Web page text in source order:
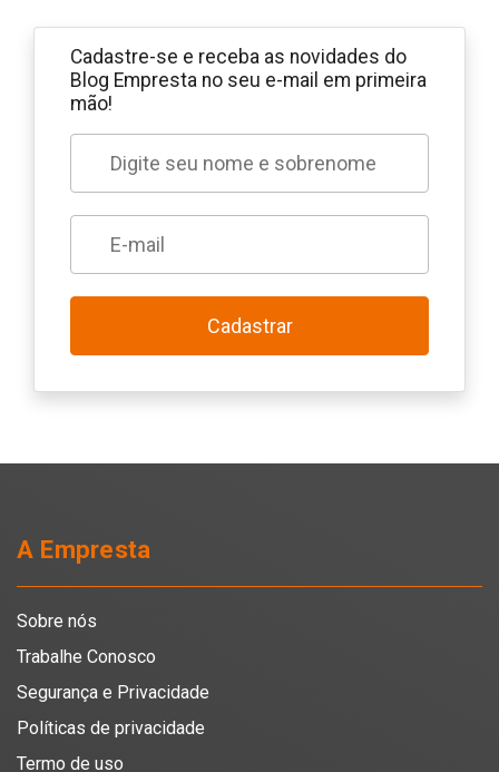
Cadastre-se e receba as novidades do
Blog Empresta no seu e-mail em primeira
mão!
Cadastrar
A Empresta
Sobre nós
Trabalhe Conosco
Segurança e Privacidade
Políticas de privacidade
Termo de uso